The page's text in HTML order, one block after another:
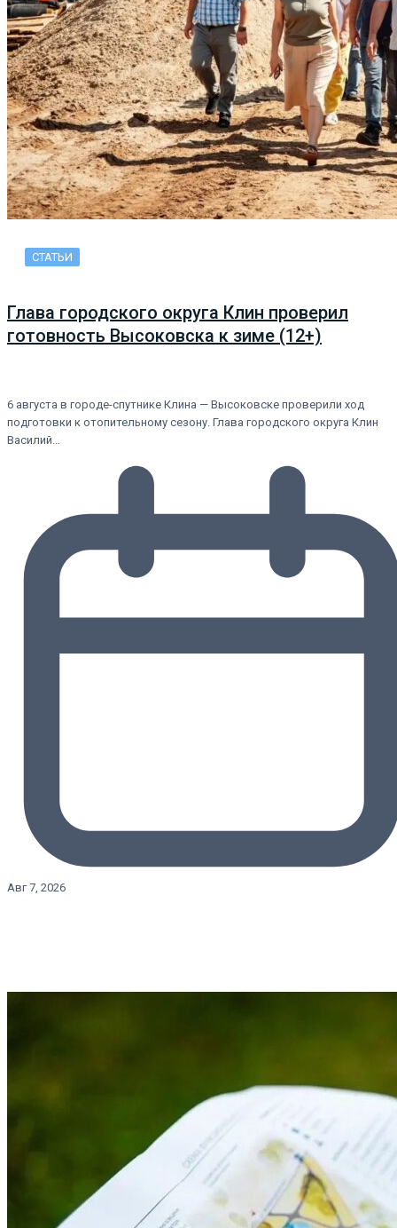
СТАТЬИ
Глава городского округа Клин проверил
готовность Высоковска к зиме (12+)
6 августа в городе-спутнике Клина — Высоковске проверили ход
подготовки к отопительному сезону. Глава городского округа Клин
Василий…
Авг 7, 2026